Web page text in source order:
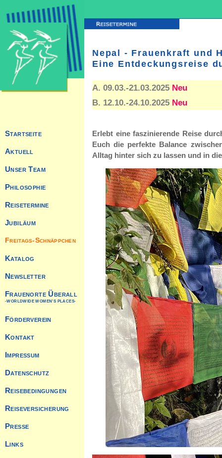
Nepal - Frauenkraft und
Eine Entdeckungsreise
A. 09.03.-21.03.2025 Neu
B. 12.10.-24.10.2025 Neu
Erlebt eine faszinierende Reise
Euch die perfekte Balance
Alltag hinter sich zu lassen und in